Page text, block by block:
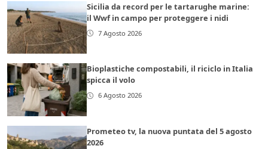
Sicilia da record per le tartarughe marine:
il Wwf in campo per proteggere i nidi
7 Agosto 2026
Bioplastiche compostabili, il riciclo in Italia
spicca il volo
6 Agosto 2026
Prometeo tv, la nuova puntata del 5 agosto
2026